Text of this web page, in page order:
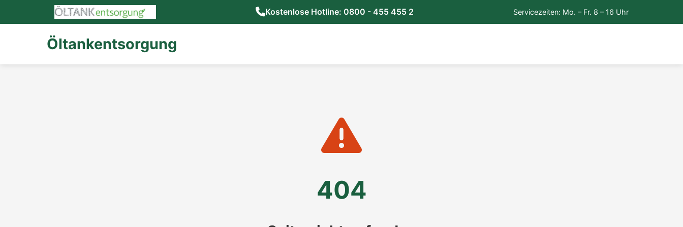
Kostenlose Hotline: 0800 - 455 455 2 Servicezeiten: Mo. – Fr. 8 – 16 Uhr
Öltankentsorgung
404